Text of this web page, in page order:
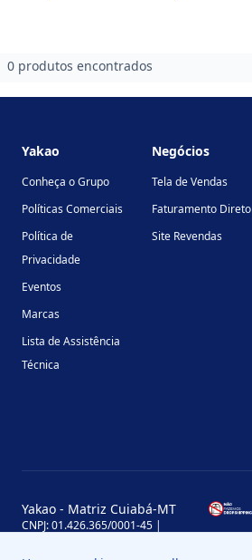
0 produtos encontrados
Yakao
Conheça o Grupo
Políticas Comerciais
Política de
Privacidade
Eventos
Marcas
Lista de Assistência
Técnica
Negócios
Tela de Vendas
Faturamento Direto
Site Revendas
Yakao - Matriz Cuiabá-MT
CNPJ: 01.426.365/0001-45 |